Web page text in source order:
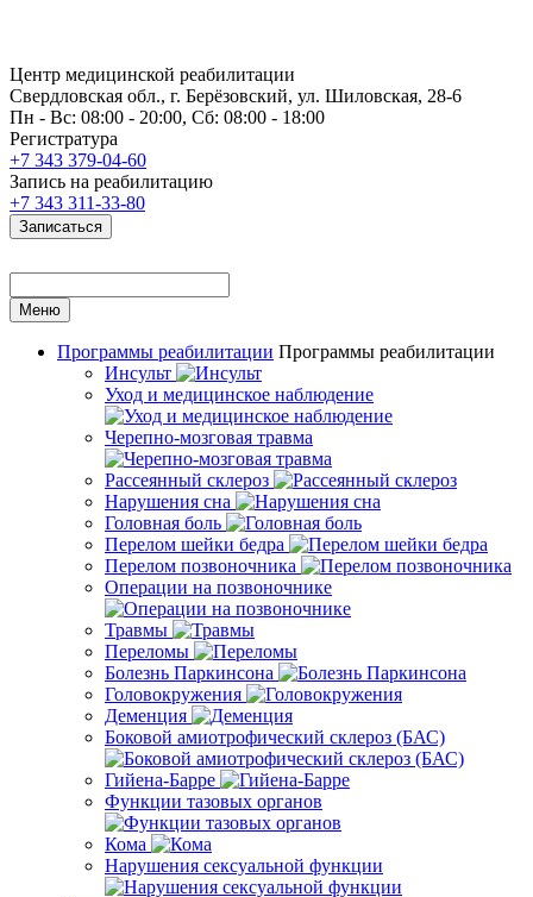
Центр медицинской реабилитации
Свердловская обл., г. Берёзовский, ул. Шиловская, 28-6
Пн - Вс: 08:00 - 20:00, Сб: 08:00 - 18:00
Регистратура
+7 343 379-04-60
Запись на реабилитацию
+7 343 311-33-80
Записаться
Меню
Программы реабилитации Программы реабилитации
Инсульт
Уход и медицинское наблюдение
Черепно-мозговая травма
Рассеянный склероз
Нарушения сна
Головная боль
Перелом шейки бедра
Перелом позвоночника
Операции на позвоночнике
Травмы
Переломы
Болезнь Паркинсона
Головокружения
Деменция
Боковой амиотрофический склероз (БАС)
Гийена-Барре
Функции тазовых органов
Кома
Нарушения сексуальной функции